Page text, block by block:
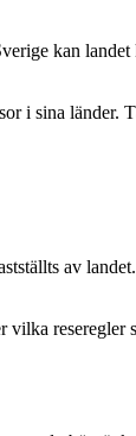
kan
i sina länder.
av
reseregler